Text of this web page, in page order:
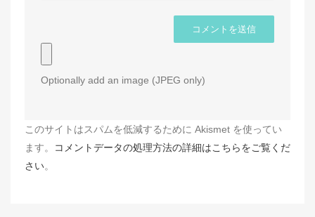
Optionally add an image (JPEG only)
このサイトはスパムを低減するために Akismet を使ってい
ます。
コメントデータの処理方法の詳細はこちらをご覧くだ
さい。